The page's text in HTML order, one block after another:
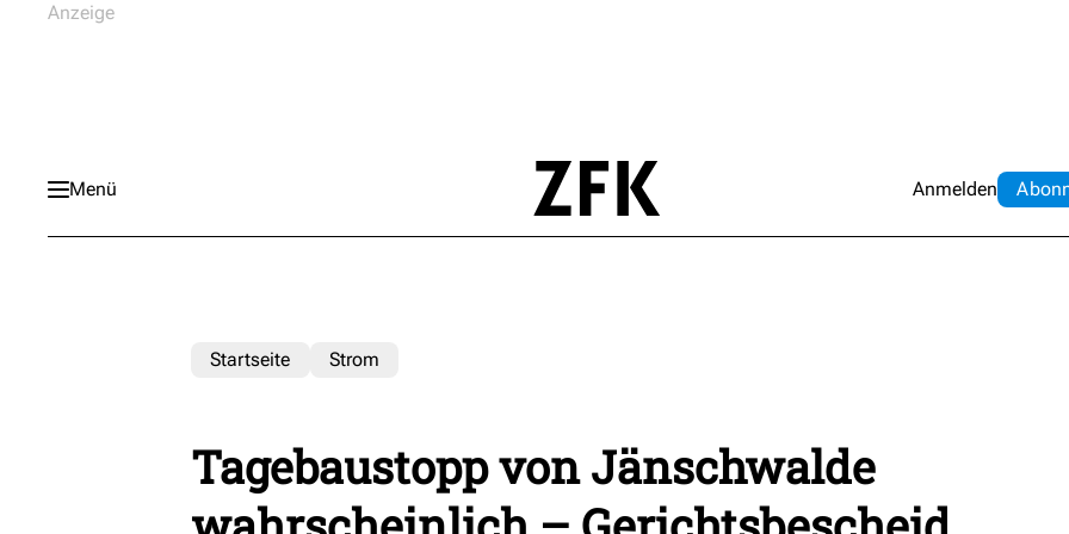
Menü Anmelden Abo
Startseite Strom
Tagebaustopp von Jänschwalde